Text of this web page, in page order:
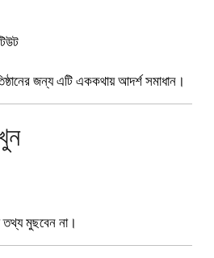
জন্য এটি এককথায় আদর্শ সমাধান।
মুছবেন না।